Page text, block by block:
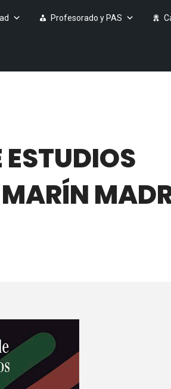
Profesorado y PAS